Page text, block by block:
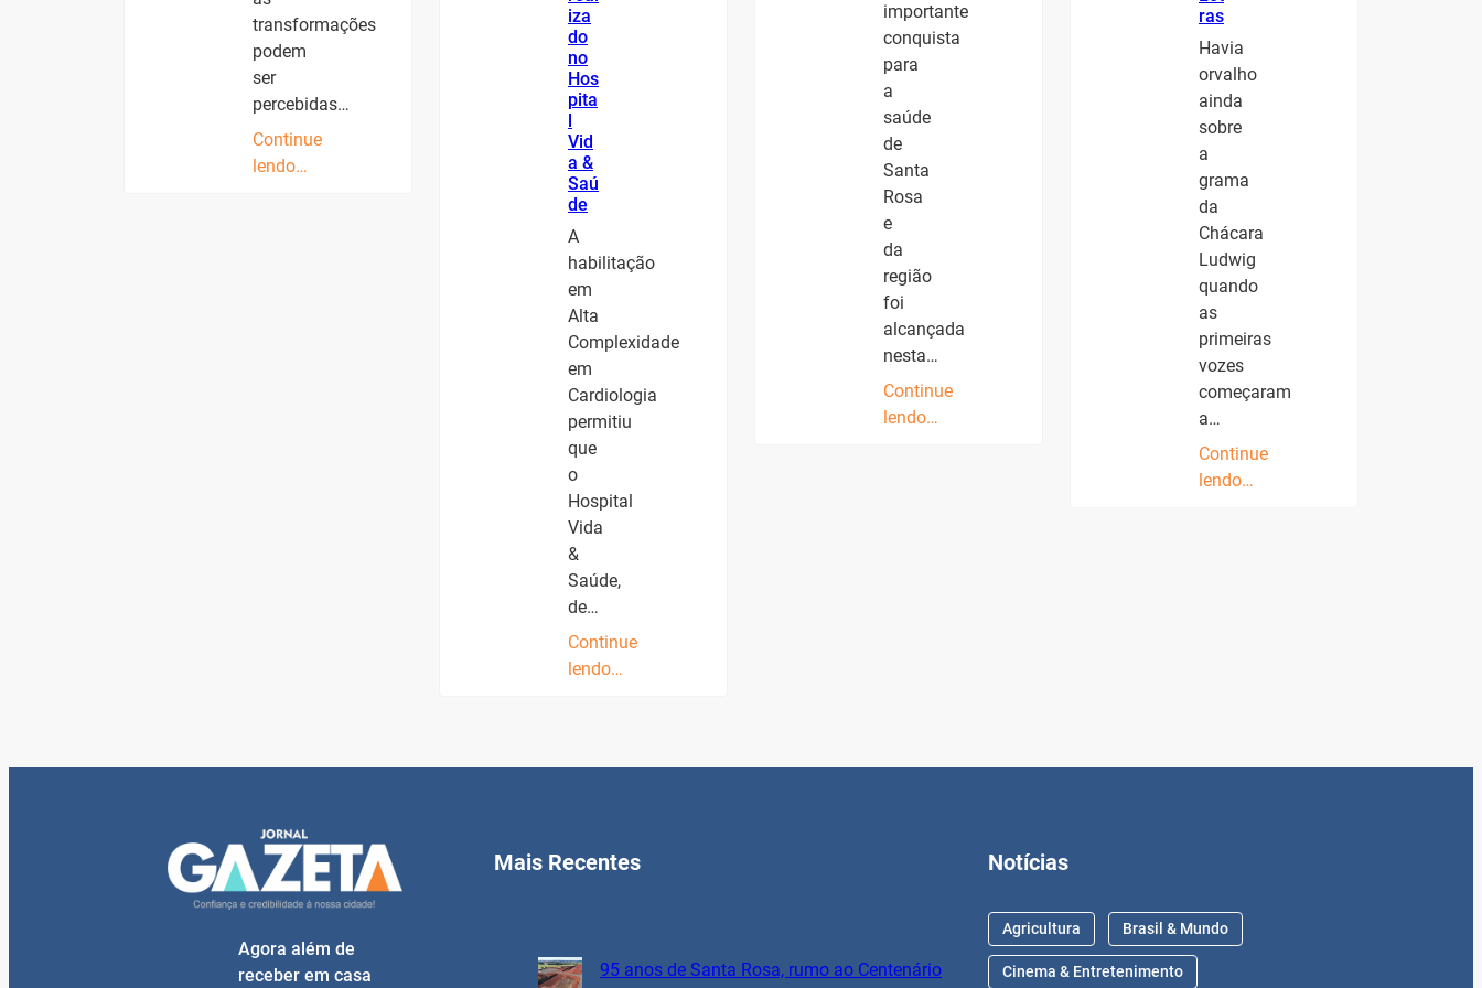
transformações
podem
ser
percebidas…
Continue
lendo…
iza
do
no
Hos
pita
Vid
a &
Saú
de
A
habilitação
em
Alta
Complexidade
em
Cardiologia
permitiu
que
o
Hospital
Vida
&
Saúde,
de…
Continue
lendo…
importante
conquista
para
a
saúde
de
Santa
Rosa
e
da
região
foi
alcançada
nesta…
Continue
lendo…
ras
Havia
orvalho
ainda
sobre
a
grama
da
Chácara
Ludwig
quando
as
primeiras
vozes
começaram
a…
Continue
lendo…
Agora além de
receber em casa
Mais Recentes
95 anos de Santa Rosa, rumo ao Centenário
Notícias
Agricultura Brasil & Mundo
Cinema & Entretenimento